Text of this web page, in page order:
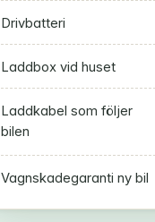
Drivbatteri
Laddbox vid huset
Laddkabel som följer
bilen
Vagnskadegaranti ny bil